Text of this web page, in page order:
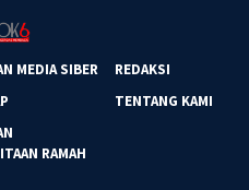
MEDIA SIBER REDAKSI
TENTANG KAMI
RAMAH